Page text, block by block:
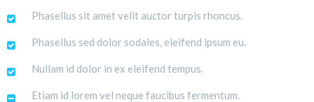
Phasellus sit amet velit auctor turpis rhoncus.
Phasellus sed dolor sodales, eleifend ipsum eu.
Nullam id dolor in ex eleifend tempus.
Etiam id lorem vel neque faucibus fermentum.